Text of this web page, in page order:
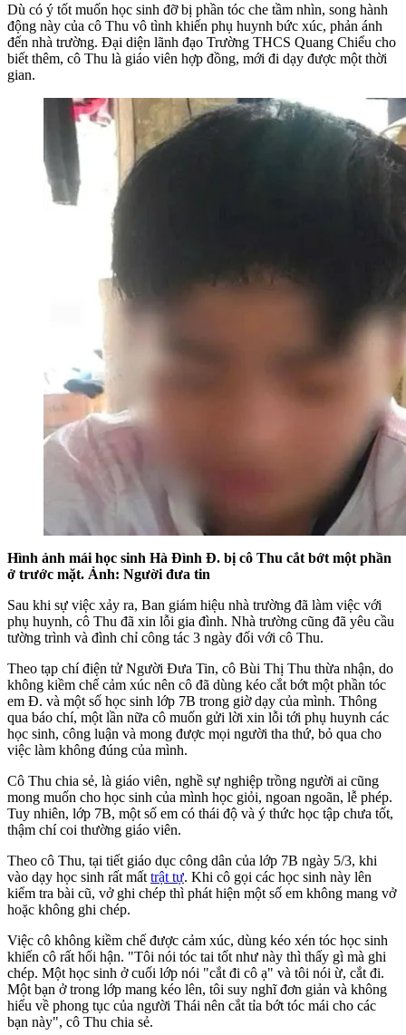
Dù có ý tốt muốn học sinh đỡ bị phần tóc che tầm nhìn, song hành
động này của cô Thu vô tình khiến phụ huynh bức xúc, phản ánh
đến nhà trường. Đại diện lãnh đạo Trường THCS Quang Chiểu cho
biết thêm, cô Thu là giáo viên hợp đồng, mới đi dạy được một thời
gian.
Hình ảnh mái học sinh Hà Đình Đ. bị cô Thu cắt bớt một phần
ở trước mặt. Ảnh: Người đưa tin
Sau khi sự việc xảy ra, Ban giám hiệu nhà trường đã làm việc với
phụ huynh, cô Thu đã xin lỗi gia đình. Nhà trường cũng đã yêu cầu
tường trình và đình chỉ công tác 3 ngày đối với cô Thu.
Theo tạp chí điện tử Người Đưa Tin, cô Bùi Thị Thu thừa nhận, do
không kiềm chế cảm xúc nên cô đã dùng kéo cắt bớt một phần tóc
em Đ. và một số học sinh lớp 7B trong giờ dạy của mình. Thông
qua báo chí, một lần nữa cô muốn gửi lời xin lỗi tới phụ huynh các
học sinh, công luận và mong được mọi người tha thứ, bỏ qua cho
việc làm không đúng của mình.
Cô Thu chia sẻ, là giáo viên, nghề sự nghiệp trồng người ai cũng
mong muốn cho học sinh của mình học giỏi, ngoan ngoãn, lễ phép.
Tuy nhiên, lớp 7B, một số em có thái độ và ý thức học tập chưa tốt,
thậm chí coi thường giáo viên.
Theo cô Thu, tại tiết giáo dục công dân của lớp 7B ngày 5/3, khi
vào dạy học sinh rất mấttrật tự. Khi cô gọi các học sinh này lên
kiểm tra bài cũ, vở ghi chép thì phát hiện một số em không mang vở
hoặc không ghi chép.
Việc cô không kiềm chế được cảm xúc, dùng kéo xén tóc học sinh
khiến cô rất hối hận. "Tôi nói tóc tai tốt như này thì thấy gì mà ghi
chép. Một học sinh ở cuối lớp nói "cắt đi cô ạ" và tôi nói ừ, cắt đi.
Một bạn ở trong lớp mang kéo lên, tôi suy nghĩ đơn giản và không
hiểu về phong tục của người Thái nên cắt tỉa bớt tóc mái cho các
bạn này", cô Thu chia sẻ.